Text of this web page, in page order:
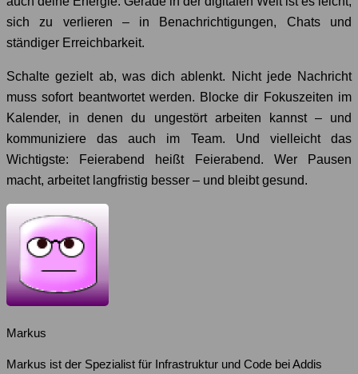
sich zu verlieren – in Benachrichtigungen, Chats und
ständiger Erreichbarkeit.
Schalte gezielt ab, was dich ablenkt. Nicht jede Nachricht
muss sofort beantwortet werden. Blocke dir Fokuszeiten im
Kalender, in denen du ungestört arbeiten kannst – und
kommuniziere das auch im Team. Und vielleicht das
Wichtigste: Feierabend heißt Feierabend. Wer Pausen
macht, arbeitet langfristig besser – und bleibt gesund.
Markus
Markus ist der Spezialist für Infrastruktur und Code bei Addis